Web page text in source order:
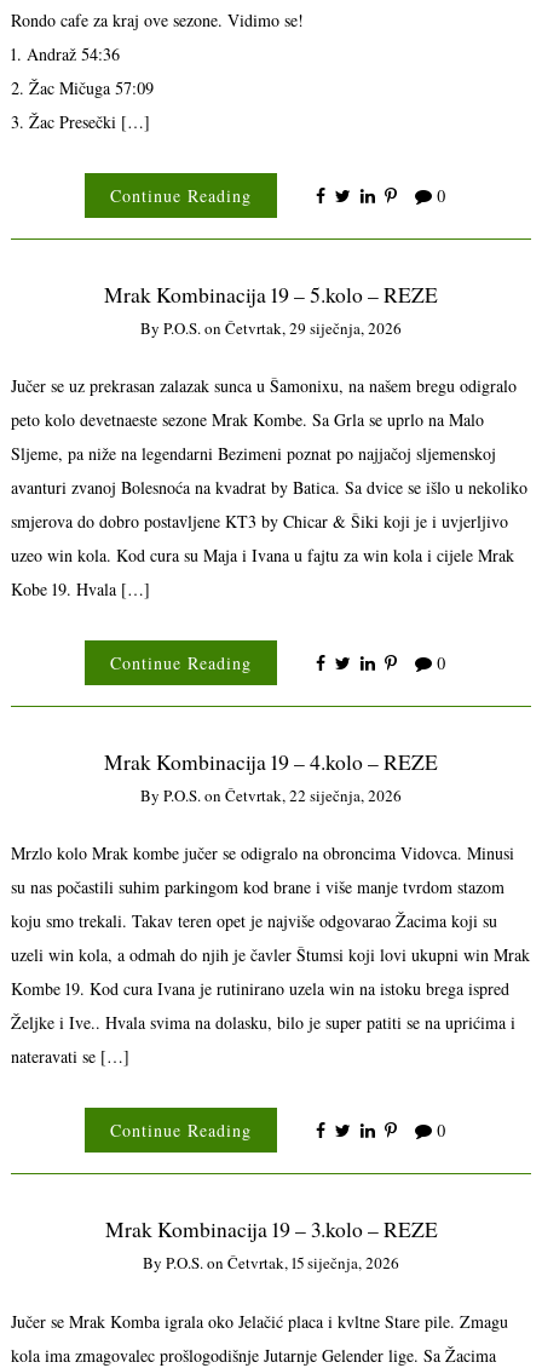
Rondo cafe za kraj ove sezone. Vidimo se!
1. Andraž 54:36
2. Žac Mičuga 57:09
3. Žac Presečki […]
Continue Reading 0
Mrak Kombinacija 19 – 5.kolo – REZE
By P.o.s.on Četvrtak, 29 siječnja, 2026
Jučer se uz prekrasan zalazak sunca u Šamonixu, na našem bregu odigralo
peto kolo devetnaeste sezone Mrak Kombe. Sa Grla se uprlo na Malo
Sljeme, pa niže na legendarni Bezimeni poznat po najjačoj sljemenskoj
avanturi zvanoj Bolesnoća na kvadrat by Batica. Sa dvice se išlo u nekoliko
smjerova do dobro postavljene KT3 by Chicar & Šiki koji je i uvjerljivo
uzeo win kola. Kod cura su Maja i Ivana u fajtu za win kola i cijele Mrak
Kobe 19. Hvala […]
Continue Reading 0
Mrak Kombinacija 19 – 4.kolo – REZE
By P.o.s.on Četvrtak, 22 siječnja, 2026
Mrzlo kolo Mrak kombe jučer se odigralo na obroncima Vidovca. Minusi
su nas počastili suhim parkingom kod brane i više manje tvrdom stazom
koju smo trekali. Takav teren opet je najviše odgovarao Žacima koji su
uzeli win kola, a odmah do njih je čavler Štumsi koji lovi ukupni win Mrak
Kombe 19. Kod cura Ivana je rutinirano uzela win na istoku brega ispred
Željke i Ive.. Hvala svima na dolasku, bilo je super patiti se na uprićima i
nateravati se […]
Continue Reading 0
Mrak Kombinacija 19 – 3.kolo – REZE
By P.o.s.on Četvrtak, 15 siječnja, 2026
Jučer se Mrak Komba igrala oko Jelačić placa i kvltne Stare pile. Zmagu
kola ima zmagovalec prošlogodišnje Jutarnje Gelender lige. Sa Žacima